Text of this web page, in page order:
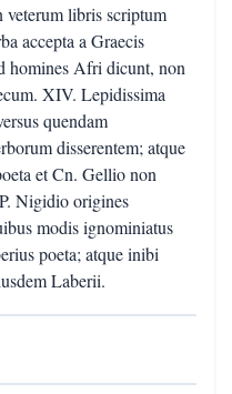
libris scriptum
accepta a Graecis
homines Afri dicunt, non
XIV. Lepidissima
quendam
disserentem; atque
et Cn. Gellio non
Nigidio origines
modis ignominiatus
poeta; atque inibi
Laberii.